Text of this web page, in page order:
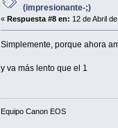
(impresionante-;)
« Respuesta #8 en: 12 de Abril
Simplemente, porque ahora
y va más lento que el 1
Equipo Canon EOS